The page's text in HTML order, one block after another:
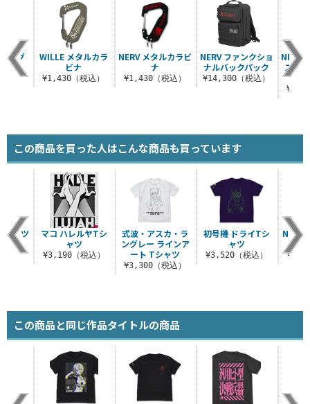
NERV メタルカラビ
ナ
¥1,430（税込）
NERV ファンクショ
ナルバックパック
¥14,300（税込）
NERV
スマ
ッグ
込）
WILLE メタルカラ
ビナ
¥1,430（税込）
この商品を買った人はこんな商品も買っています
式波・アスカ・ラ
ングレー ラインア
ート Tシャツ
¥3,300（税込）
初号機 ドライTシ
ャツ
¥3,520（税込）
NERV
シャツ
込）
マコ ハレルヤTシ
ャツ
¥3,190（税込）
この商品と同じ作品タイトルの商品